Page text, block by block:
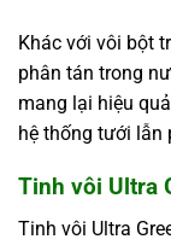
Khác với vôi bột
phân tán trong
mang lại hiệu
hệ thống tưới lẫn
Tinh vôi Ultra
Tinh vôi Ultra